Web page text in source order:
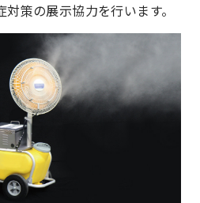
策の展示協力を行います。